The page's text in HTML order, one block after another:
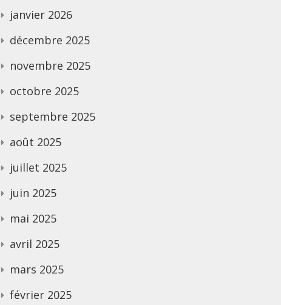
janvier 2026
décembre 2025
novembre 2025
octobre 2025
septembre 2025
août 2025
juillet 2025
juin 2025
mai 2025
avril 2025
mars 2025
février 2025